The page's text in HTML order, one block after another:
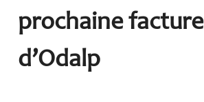
prochaine facture
d’Odalp